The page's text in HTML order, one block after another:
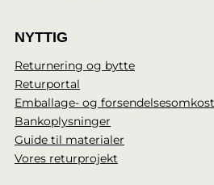
NYTTIG
Returnering og bytte
Returportal
Emballage- og
Bankoplysninger
Guide til materialer
Vores returprojekt